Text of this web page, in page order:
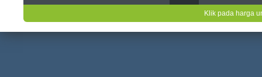
Klik pada harga